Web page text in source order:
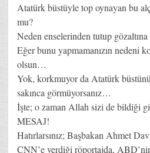
Atatürk büstüyle top oynayan bu
mu?
Neden enselerinden tutup gözaltına
Eğer bunu yapmamanızın nedeni
olsun…
Yok, korkmuyor da Atatürk
sakınca görmüyorsanız…
İşte; o zaman Allah sizi de bildiği
MESAJ!
Hatırlarsınız; Başbakan Ahmet
CNN’e verdiği röportajda,